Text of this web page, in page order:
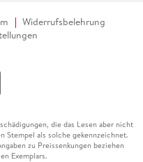
Widerrufsbelehrung
die das Lesen aber nicht
Stempel als solche gekennzeichnet.
zu Preissenkungen beziehen
Exemplars.